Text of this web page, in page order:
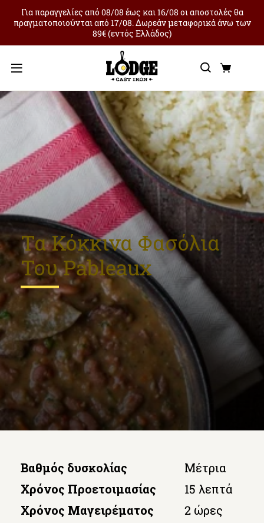
Για παραγγελίες από 08/08 έως και 16/08 οι αποστολές θα
πραγματοποιούνται από 17/08. Δωρεάν μεταφορικά άνω των
89€ (εντός Ελλάδος)
Μενού
Τα Κόκκινα Φασόλια
Του Pableaux
Βαθμός δυσκολίας
Μέτρια
Χρόνος Προετοιμασίας
15 λεπτά
Χρόνος Μαγειρέματος
2 ώρες